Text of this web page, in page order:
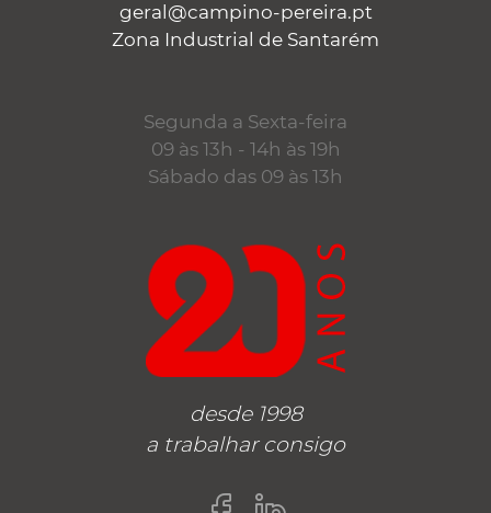
geral@campino-pereira.pt
Zona Industrial de Santarém
Segunda a Sexta-feira
09 às 13h - 14h às 19h
Sábado das 09 às 13h
desde 1998
a trabalhar consigo